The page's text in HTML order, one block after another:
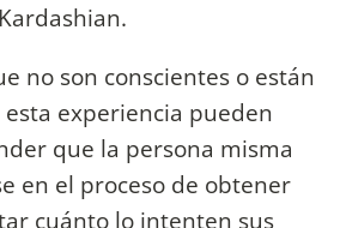
no son conscientes o están
experiencia pueden
que la persona misma
en el proceso de obtener
cuánto lo intenten sus